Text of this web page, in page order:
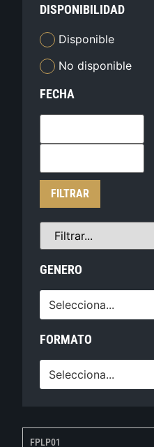
DISPONIBILIDAD
Disponible
No disponible
FECHA
FILTRAR
GENERO
Selecciona...
FORMATO
Selecciona...
FPLP01